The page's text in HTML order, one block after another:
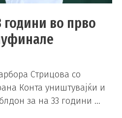
години во прво
Стрицова со
Конта уништувајќи и
за на 33 години …